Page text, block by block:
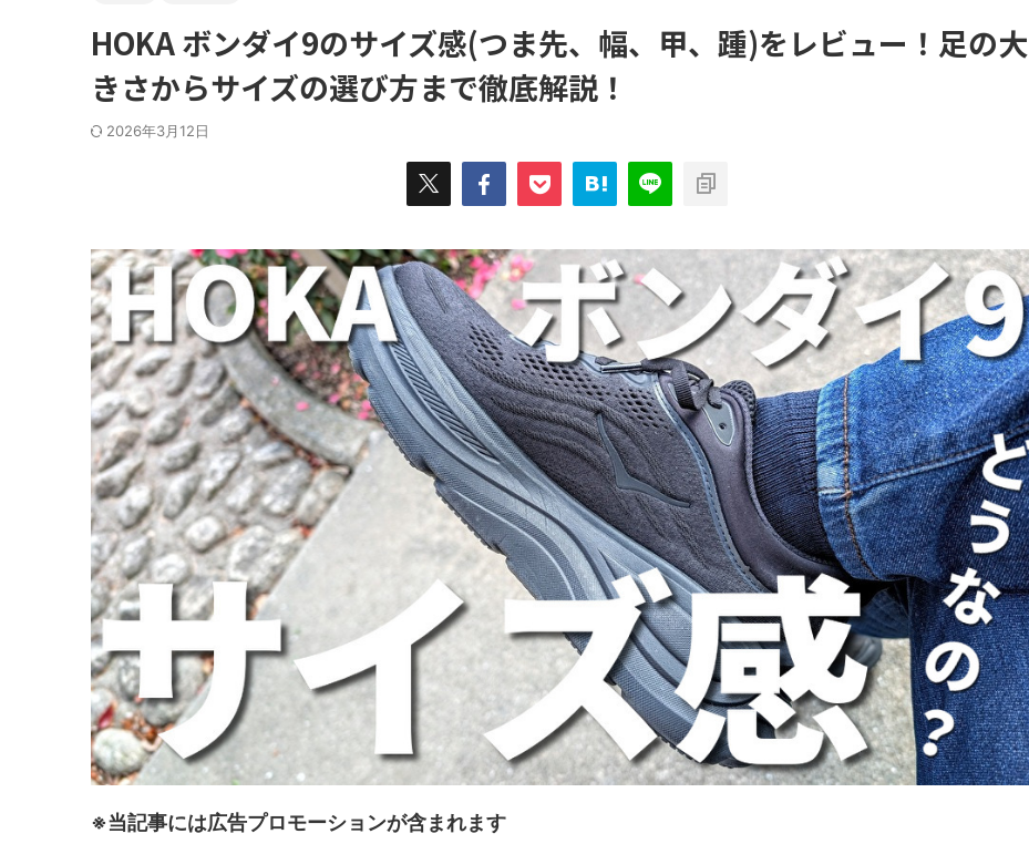
HOKA ボンダイ9のサイズ感(つま先、幅、甲、踵)をレビュー！足の大
きさからサイズの選び方まで徹底解説！
2026年3月12日
※当記事には広告プロモーションが含まれます